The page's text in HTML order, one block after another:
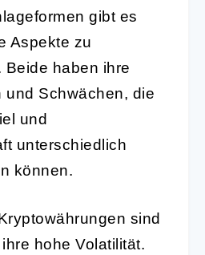
gibt es
Aspekte zu
haben ihre
und Schwächen, die
und
unterschiedlich
können.
sind
hohe Volatilität.